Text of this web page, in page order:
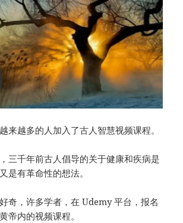
来越多的人加入了古人智慧视频课程。
三千年前古人倡导的关于健康和疾病是
是有革命性的想法。
奇，许多学者，在 Udemy 平台，报名
帝内的视频课程。